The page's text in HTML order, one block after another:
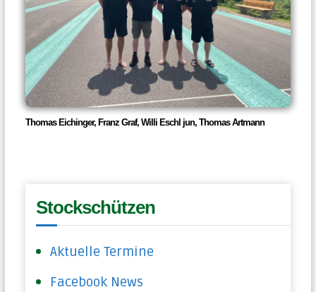
Thomas Eichinger, Franz Graf, Willi Eschl jun, Thomas Artmann
Stockschützen
Aktuelle Termine
Facebook News